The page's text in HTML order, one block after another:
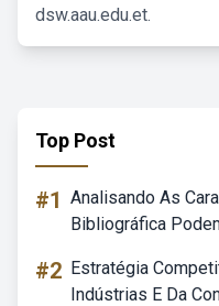
dsw.aau.edu.et.
Top Post
#1 Analisando As
Bibliográfica
#2 Estratégia
Indústrias E Da